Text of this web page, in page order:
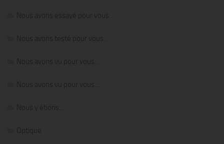
Nous avons essayé pour vous…
Nous avons testé pour vous…
Nous avons vu pour vous…
Nous avons vu pour vous…
Nous y étions…
Optique